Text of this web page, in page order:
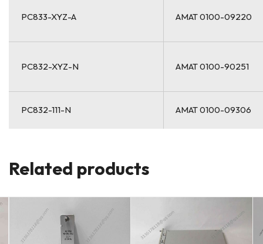
PC833-XYZ-A AMAT 0100-09220
PC832-XYZ-N AMAT 0100-90251
PC832-111-N AMAT 0100-09306
Related products